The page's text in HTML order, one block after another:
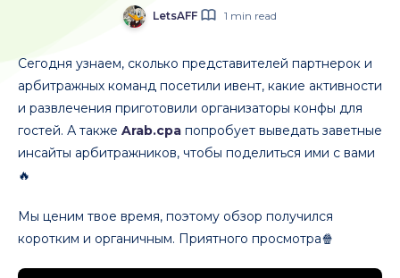
LetsAFF 1 min read
Сегодня узнаем, сколько представителей партнерок и
арбитражных команд посетили ивент, какие активности
и развлечения приготовили организаторы конфы для
гостей. А также Arab.cpa попробует выведать заветные
инсайты арбитражников, чтобы поделиться ими с вами
🔥
Мы ценим твое время, поэтому обзор получился
коротким и органичным. Приятного просмотра🍿